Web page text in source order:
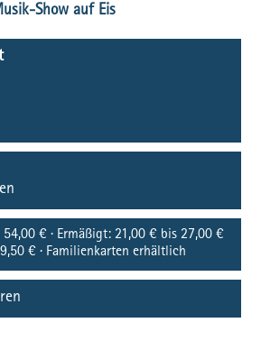
Show auf Eis
€ · Ermäßigt: 21,00 € bis 27,00 €
€ · Familienkarten erhältlich